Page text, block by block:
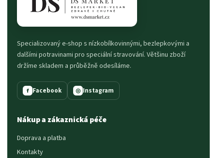
Specializovaný e-shop s nízkobílkovinnými, bezlepkovými a
dalšími potravinami pro speciální stravování. Většinu zboží
držíme skladem a průběžně odesíláme.
f Facebook ◎ Instagram
Nákup a zákaznická péče
Doprava a platba
Kontakty